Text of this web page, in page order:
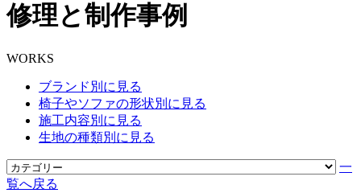
修理と制作事例
WORKS
ブランド別に見る
椅子やソファの形状別に見る
施工内容別に見る
生地の種類別に見る
一
覧へ戻る